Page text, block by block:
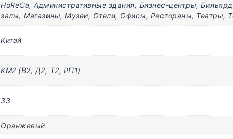
HoReCa, Административные здания, Бизнес-центры,
залы, Магазины, Музеи, Отели, Офисы, Рестораны, Театры,
Китай
КМ2 (В2, Д2, Т2, РП1)
33
Оранжевый